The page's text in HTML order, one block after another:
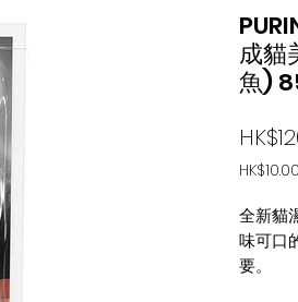
成貓
魚)
HK$10.00
85
公
克
之
全新貓
味可口
要。